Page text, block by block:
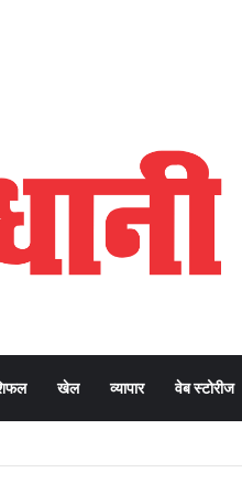
खेल व्यापार वेब स्टोरीज